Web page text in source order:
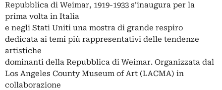
Repubblica di Weimar, 1919-1933 s’inaugura per la
prima volta in Italia
e negli Stati Uniti una mostra di grande respiro
dedicata ai temi più rappresentativi delle tendenze
artistiche
dominanti della Repubblica di Weimar. Organizzata dal
Los Angeles County Museum of Art (LACMA) in
collaborazione